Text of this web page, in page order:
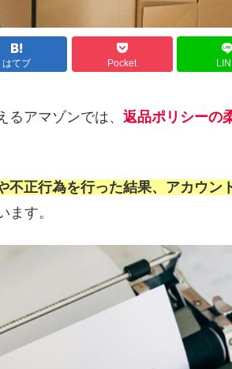
はてブ Pocket
アマゾンでは、 返品ポリシーの
不正行為を行った結果、アカウン
ます。